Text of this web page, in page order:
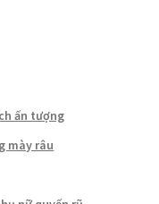
ấn tượng
mày râu